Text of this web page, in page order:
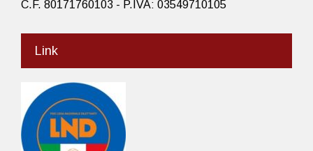
C.F. 80171760103 - P.IVA: 03549710105
Link